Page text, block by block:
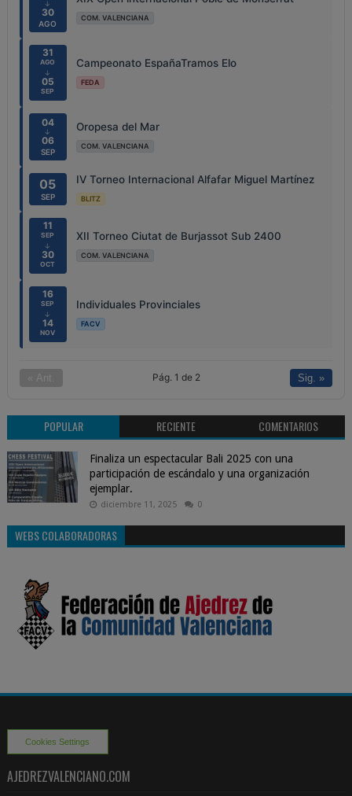
↓
30
AGO
COM. VALENCIANA
31
AGO
↓
05
SEP
Campeonato EspañaTramos Elo
FEDA
04
↓
06
SEP
Oropesa del Mar
COM. VALENCIANA
05
SEP
IV Torneo Internacional Alfafar Miguel Martínez
BLITZ
11
SEP
↓
30
OCT
XII Torneo Ciutat de Burjassot Sub 2400
COM. VALENCIANA
16
SEP
↓
14
NOV
Individuales Provinciales
FACV
« Ant. Pág. 1 de 2 Sig. »
POPULAR RECIENTE COMENTARIOS
Finaliza un espectacular Bali 2025 con una
participación de escándalo y una organización
ejemplar.
diciembre 11, 2025 0
WEBS COLABORADORAS
Cookies Settings
AJEDREZVALENCIANO.COM